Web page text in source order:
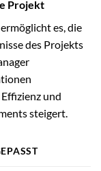
Projekt
es, die
des Projekts
und
steigert.